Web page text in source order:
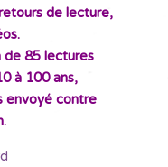
de lecture,
de 85 lectures
à 100 ans,
envoyé contre